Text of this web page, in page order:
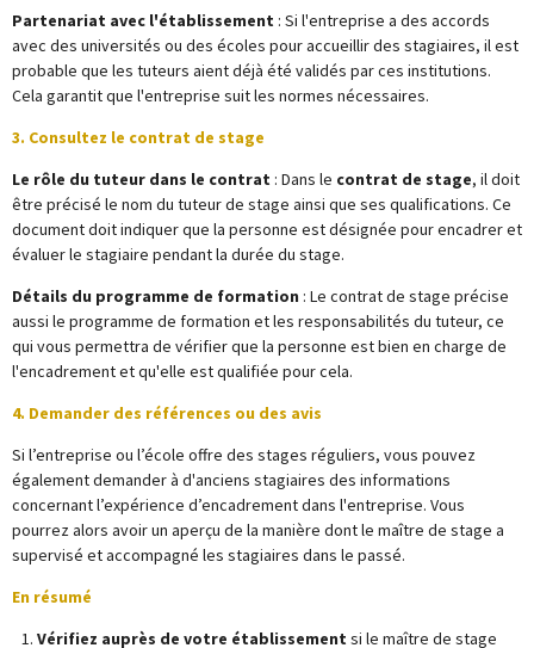
Partenariat avec l'établissement : Si l'entreprise a des accords
avec des universités ou des écoles pour accueillir des stagiaires, il est
probable que les tuteurs aient déjà été validés par ces institutions.
Cela garantit que l'entreprise suit les normes nécessaires.
3. Consultez le contrat de stage
Le rôle du tuteur dans le contrat : Dans le contrat de stage, il doit
être précisé le nom du tuteur de stage ainsi que ses qualifications. Ce
document doit indiquer que la personne est désignée pour encadrer et
évaluer le stagiaire pendant la durée du stage.
Détails du programme de formation : Le contrat de stage précise
aussi le programme de formation et les responsabilités du tuteur, ce
qui vous permettra de vérifier que la personne est bien en charge de
l'encadrement et qu'elle est qualifiée pour cela.
4. Demander des références ou des avis
Si l’entreprise ou l’école offre des stages réguliers, vous pouvez
également demander à d'anciens stagiaires des informations
concernant l’expérience d’encadrement dans l'entreprise. Vous
pourrez alors avoir un aperçu de la manière dont le maître de stage a
supervisé et accompagné les stagiaires dans le passé.
En résumé
Vérifiez auprès de votre établissement si le maître de stage